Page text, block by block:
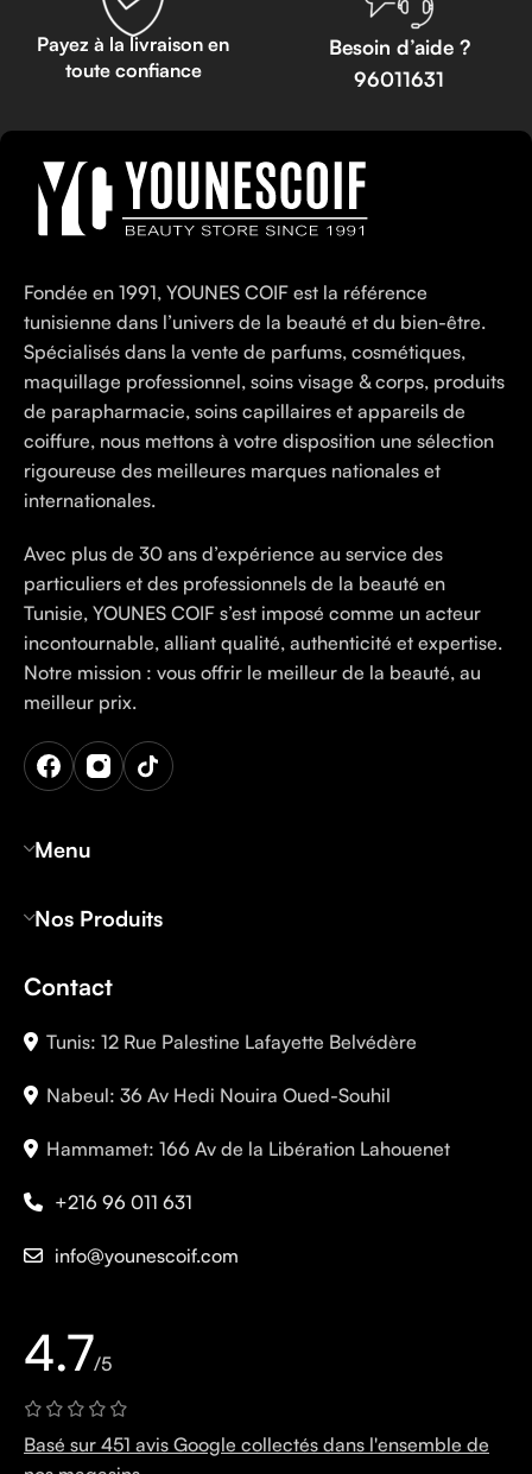
Payez à la livraison en
toute confiance
Besoin d’aide ?
96011631
Fondée en 1991, YOUNES COIF est la référence
tunisienne dans l’univers de la beauté et du bien-être.
Spécialisés dans la vente de parfums, cosmétiques,
maquillage professionnel, soins visage & corps, produits
de parapharmacie, soins capillaires et appareils de
coiffure, nous mettons à votre disposition une sélection
rigoureuse des meilleures marques nationales et
internationales.
Avec plus de 30 ans d’expérience au service des
particuliers et des professionnels de la beauté en
Tunisie, YOUNES COIF s’est imposé comme un acteur
incontournable, alliant qualité, authenticité et expertise.
Notre mission : vous offrir le meilleur de la beauté, au
meilleur prix.
Menu
Nos Produits
Contact
Tunis: 12 Rue Palestine Lafayette Belvédère
Nabeul: 36 Av Hedi Nouira Oued-Souhil
Hammamet: 166 Av de la Libération Lahouenet
+216 96 011 631
info@younescoif.com
4.7/5
Basé sur 451 avis Google collectés dans l'ensemble de